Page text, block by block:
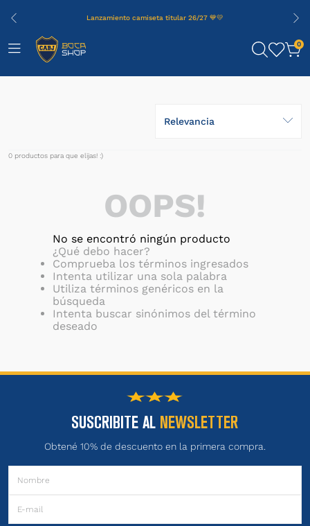
Lanzamiento camiseta titular 26/27 💙💛
0
Relevancia
0 productos
OOPS!
No se encontró ningún producto
¿Qué debo hacer?
Comprueba los términos ingresados
Intenta utilizar una sola palabra
Utiliza términos genéricos en la
búsqueda
Intenta buscar sinónimos del término
deseado
SUSCRIBITE AL NEWSLETTER
Obtené 10% de descuento en la primera compra.